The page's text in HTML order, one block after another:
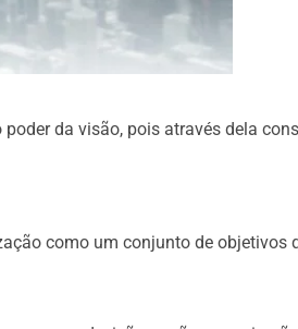
da visão, pois através dela
como um conjunto de